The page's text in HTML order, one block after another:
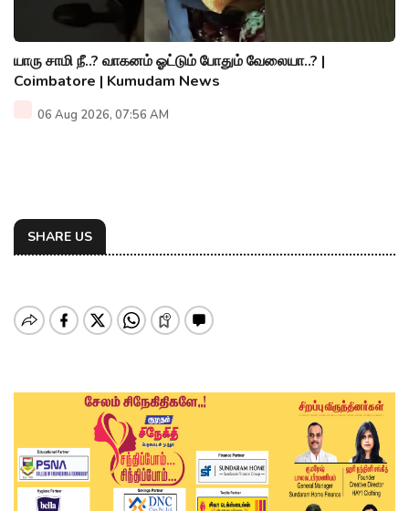
யாரு சாமி நீ..? வாகனம் ஓட்டும் போதும் வேலையா..? |
Coimbatore | Kumudam News
06 Aug 2026, 07:56 AM
SHARE US